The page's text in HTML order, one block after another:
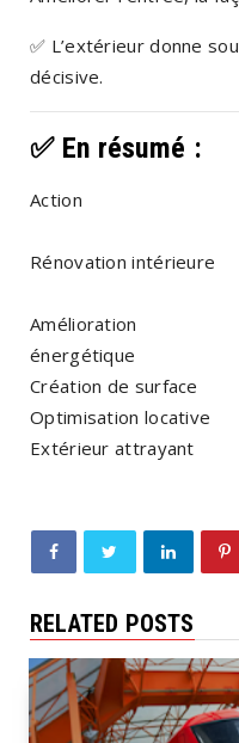
✅ L’extérieur donne
décisive.
✅ En résumé :
Action
Rénovation intérieure
Amélioration
énergétique
Création de surface
Optimisation locative
Extérieur attrayant
RELATED POSTS